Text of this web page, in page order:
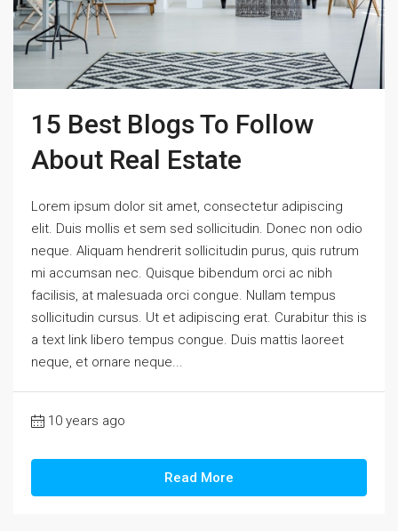
15 Best Blogs To Follow
About Real Estate
Lorem ipsum dolor sit amet, consectetur adipiscing
elit. Duis mollis et sem sed sollicitudin. Donec non odio
neque. Aliquam hendrerit sollicitudin purus, quis rutrum
mi accumsan nec. Quisque bibendum orci ac nibh
facilisis, at malesuada orci congue. Nullam tempus
sollicitudin cursus. Ut et adipiscing erat. Curabitur this is
a text link libero tempus congue. Duis mattis laoreet
neque, et ornare neque...
10 years ago
Read More